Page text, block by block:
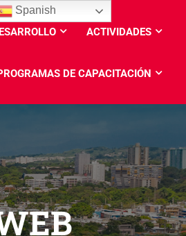
ACTIVIDADES
DE CAPACITACIÓN
Spanish